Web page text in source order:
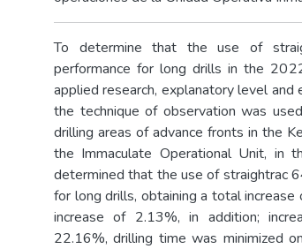
To determine that the use of
performance for long drills in the
applied research, explanatory level
the technique of observation was
drilling areas of advance fronts in the
the Immaculate Operational Unit,
determined that the use of straightrac
for long drills, obtaining a total
increase of 2.13%, in addition;
22.16%, drilling time was minimized